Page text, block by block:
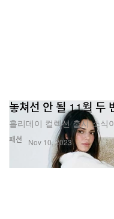
패션
놓쳐선 안 될 11월 두
홀리데이 컬렉션 출시 소식
Nov 10, 2023